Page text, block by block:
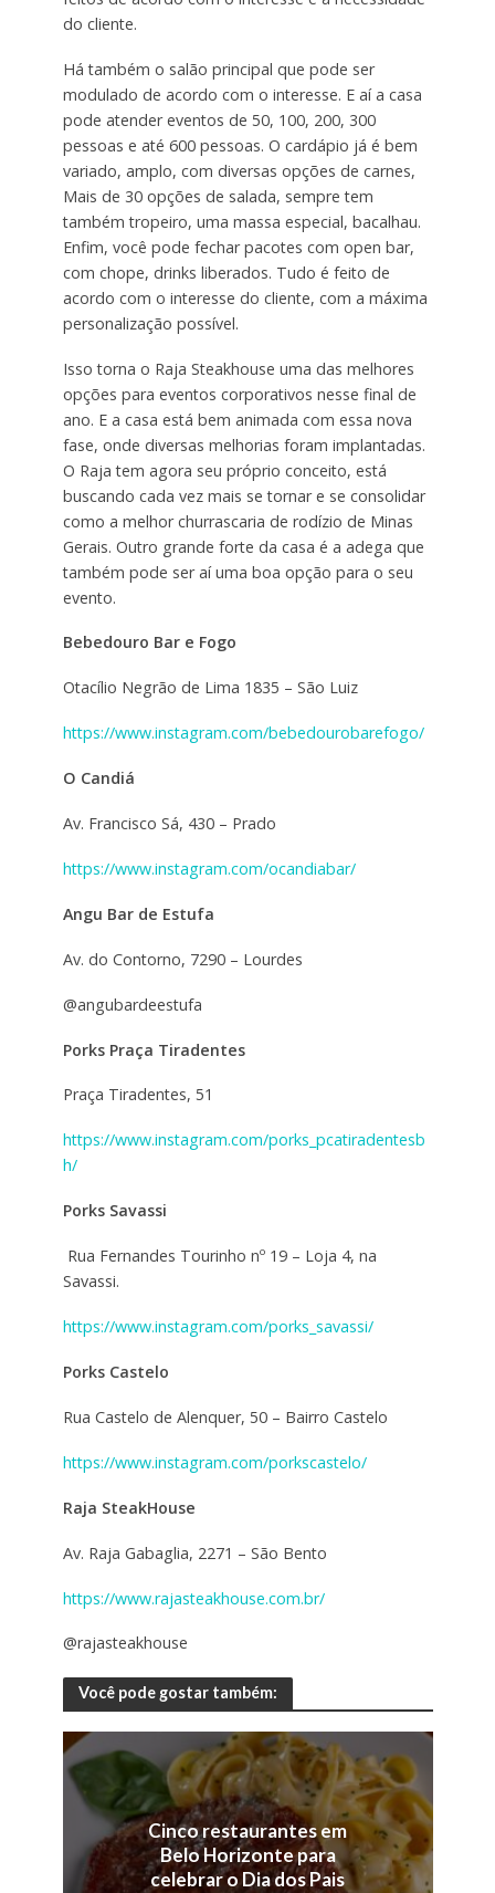
do cliente.
Há também o salão principal que pode ser
modulado de acordo com o interesse. E aí a casa
pode atender eventos de 50, 100, 200, 300
pessoas e até 600 pessoas. O cardápio já é bem
variado, amplo, com diversas opções de carnes,
Mais de 30 opções de salada, sempre tem
também tropeiro, uma massa especial, bacalhau.
Enfim, você pode fechar pacotes com open bar,
com chope, drinks liberados. Tudo é feito de
acordo com o interesse do cliente, com a máxima
personalização possível.
Isso torna o Raja Steakhouse uma das melhores
opções para eventos corporativos nesse final de
ano. E a casa está bem animada com essa nova
fase, onde diversas melhorias foram implantadas.
O Raja tem agora seu próprio conceito, está
buscando cada vez mais se tornar e se consolidar
como a melhor churrascaria de rodízio de Minas
Gerais. Outro grande forte da casa é a adega que
também pode ser aí uma boa opção para o seu
evento.
Bebedouro Bar e Fogo
Otacílio Negrão de Lima 1835 – São Luiz
https://www.instagram.com/bebedourobarefogo/
O Candiá
Av. Francisco Sá, 430 – Prado
https://www.instagram.com/ocandiabar/
Angu Bar de Estufa
Av. do Contorno, 7290 – Lourdes
@angubardeestufa
Porks Praça Tiradentes
Praça Tiradentes, 51
https://www.instagram.com/porks_pcatiradentesb
h/
Porks Savassi
Rua Fernandes Tourinho nº 19 – Loja 4, na
Savassi.
https://www.instagram.com/porks_savassi/
Porks Castelo
Rua Castelo de Alenquer, 50 – Bairro Castelo
https://www.instagram.com/porkscastelo/
Raja SteakHouse
Av. Raja Gabaglia, 2271 – São Bento
https://www.rajasteakhouse.com.br/
@rajasteakhouse
Você pode gostar também:
Cinco restaurantes em
Belo Horizonte para
celebrar o Dia dos Pais